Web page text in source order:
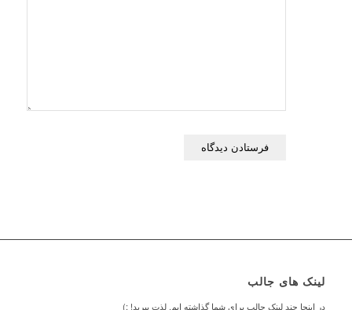
لینک های جالب
در اینجا چند لینک جالب برای شما گذاشته ایم. لذت ببرید! :)